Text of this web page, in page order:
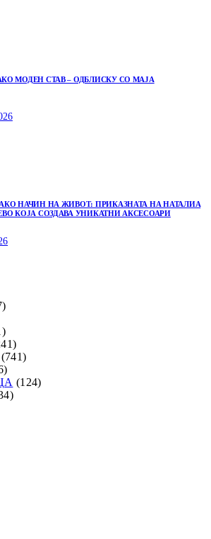
МОДЕН СТАВ – ОДБЛИСКУ СО МАЈА
НАЧИН НА ЖИВОТ: ПРИКАЗНАТА НА НАТАЛИА
КОЈА СОЗДАВА УНИКАТНИ АКСЕСОАРИ
(741)
(124)